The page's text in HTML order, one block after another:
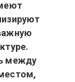
между